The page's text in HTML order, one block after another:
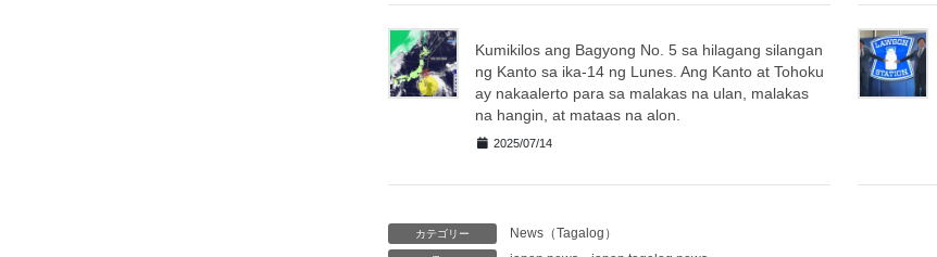
Kumikilos ang Bagyong No. 5 sa hilagang silangan
ng Kanto sa ika-14 ng Lunes. Ang Kanto at Tohoku
ay nakaalerto para sa malakas na ulan, malakas
na hangin, at mataas na alon.
2025/07/14
カテゴリー News（Tagalog）